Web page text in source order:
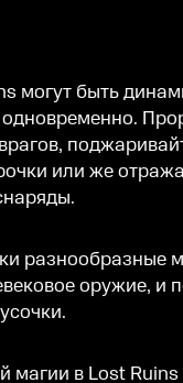
могут быть
или же
разнообразные
оружие, и
магии в Lost Ruins